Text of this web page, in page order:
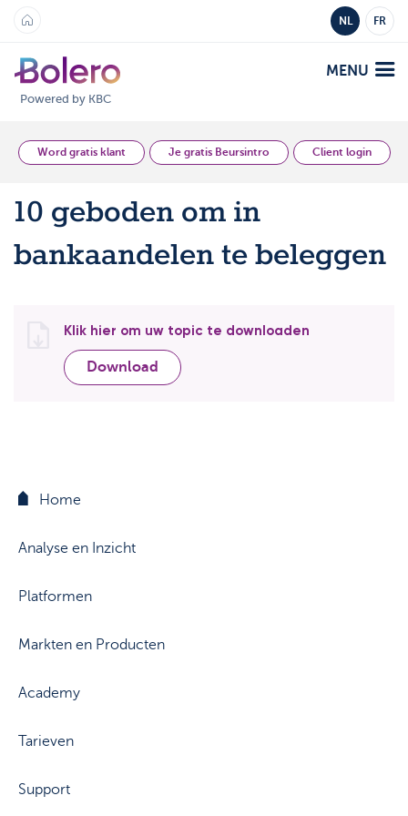
NL FR
Powered by KBC
MENU
Analyse en Inzicht
Platformen
Bolero
Aanbod
Producten
Producten
Platformen
Tarieven
Veelgestelde vragen
Word gratis klant Je gratis Beursintro Client login
10 geboden om in
bankaandelen te beleggen
Klik hier om uw topic te downloaden
Download
Home
Analyse en Inzicht
Platformen
Markten en Producten
Academy
Tarieven
Support